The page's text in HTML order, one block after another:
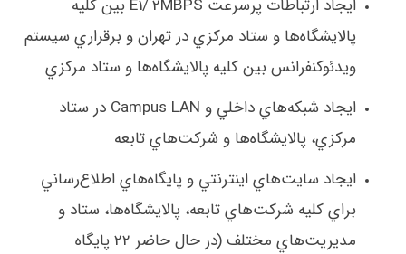
ايجاد ارتباطات پرسرعت 2MBPS
E1/ بين كليه
پالايشگاه‌ها و ستاد مركزي در تهران و برقراري سيستم
ويدئوكنفرانس بين كليه پالايشگاه‌ها و ستاد مركزي
ايجاد شبكه‌هاي داخلي و Campus LAN در ستاد
مركزي، پالايشگاه‌ها و شركت‌هاي تابعه
ايجاد سايت‌هاي اينترنتي و پايگاه‌هاي اطلاع‌رساني
براي كليه شركت‌هاي تابعه، پالايشگاه‌ها، ستاد و
مديريت‌هاي مختلف (در حال حاضر
22 پايگاه